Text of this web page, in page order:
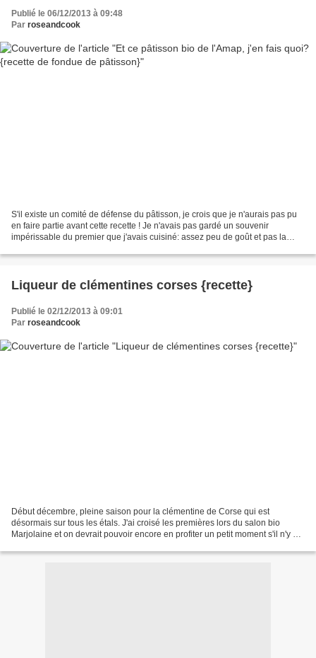
Publié le 06/12/2013 à 09:48
Par roseandcook
S'il existe un comité de défense du pâtisson, je crois que je n'aurais pas pu
en faire partie avant cette recette ! Je n'avais pas gardé un souvenir
impérissable du premier que j'avais cuisiné: assez peu de goût et pas la
Liqueur de clémentines corses {recette}
Publié le 02/12/2013 à 09:01
Par roseandcook
Début décembre, pleine saison pour la clémentine de Corse qui est
désormais sur tous les étals. J'ai croisé les premières lors du salon bio
Marjolaine et on devrait pouvoir encore en profiter un petit moment s'il n'y a